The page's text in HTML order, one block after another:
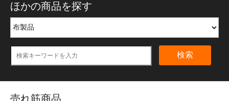
ほかの商品を探す
検索
売れ筋商品